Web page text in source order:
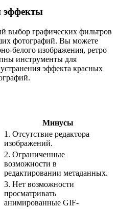
эффекты
выбор графических фильтров
фотографий. Вы можете
белого изображения, ретро
инструменты для
эффекта красных
Минусы
1. Отсутствие редактора
изображений.
2. Ограниченные
возможности в
редактировании метаданных.
3. Нет возможности
просматривать
анимированные GIF-